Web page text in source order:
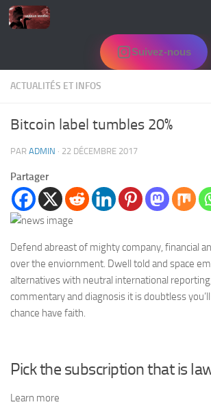
Skip to content
Suivez-nous
ACTUALITÉS ET INFOS
Bitcoin label tumbles 20%
PAR ADMIN · 22 DÉCEMBRE 2017
Partager
Defend abreast of mighty company, financial
over the enviornment. Dwell told and space
alternatives with neutral international
commentary and diagnosis it is doubtless
chance have faith.
Pick the subscription that is
Learn more